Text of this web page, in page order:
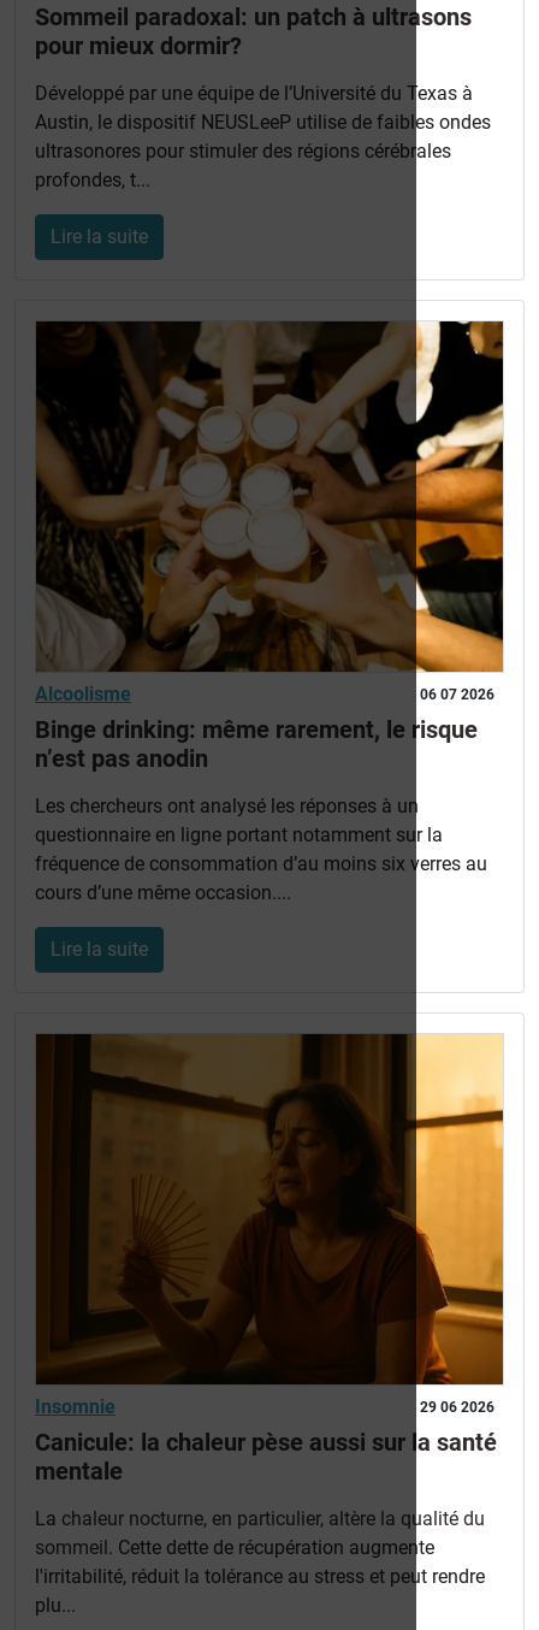
Sommeil paradoxal: un patch à ultrasons
pour mieux dormir?
Développé par une équipe de l’Université du Texas à
Austin, le dispositif NEUSLeeP utilise de faibles ondes
ultrasonores pour stimuler des régions cérébrales
profondes, t...
Lire la suite
06 07 2026
Alcoolisme
Binge drinking: même rarement, le risque
n’est pas anodin
Les chercheurs ont analysé les réponses à un
questionnaire en ligne portant notamment sur la
fréquence de consommation d’au moins six verres au
cours d’une même occasion....
Lire la suite
29 06 2026
Insomnie
Canicule: la chaleur pèse aussi sur la santé
mentale
La chaleur nocturne, en particulier, altère la qualité du
sommeil. Cette dette de récupération augmente
l'irritabilité, réduit la tolérance au stress et peut rendre
plu...